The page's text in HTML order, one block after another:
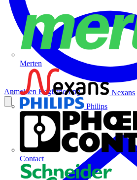
Merten
Nexans
Philips
Contact
Anmelden Registrierung